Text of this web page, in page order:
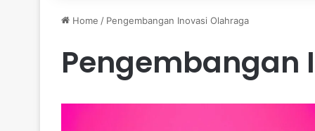
Home / Pengembangan Inovasi Olahraga
Pengembangan